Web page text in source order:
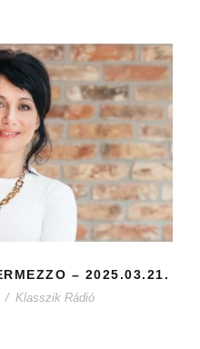
– 2025.03.21.
/ Klasszik Rádió